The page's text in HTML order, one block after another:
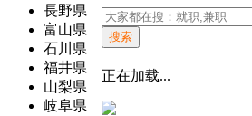
長野県
富山県
石川県
福井県
山梨県
岐阜県
搜索
正在加载...